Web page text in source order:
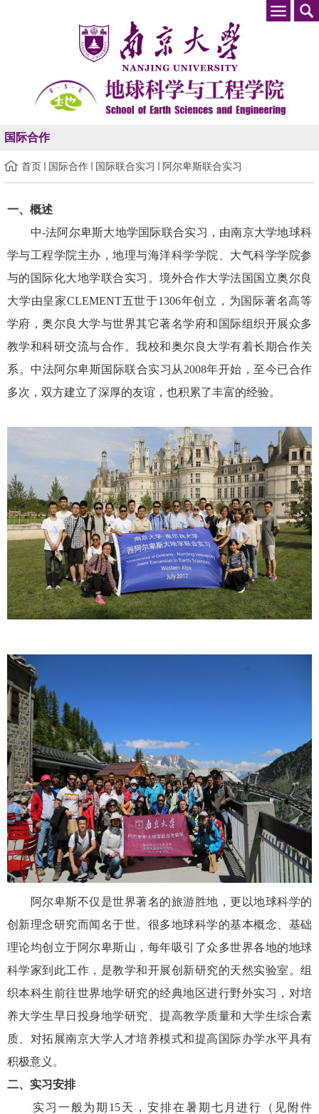
国际合作
首页 国际合作 国际联合实习 阿尔卑斯联合实习
一、概述
中-法阿尔卑斯大地学国际联合实习，由南京大学地球科
学与工程学院主办，地理与海洋科学学院、大气科学学院参
与的国际化大地学联合实习。境外合作大学法国国立奥尔良
大学由皇家CLEMENT五世于1306年创立，为国际著名高等
学府，奥尔良大学与世界其它著名学府和国际组织开展众多
教学和科研交流与合作。我校和奥尔良大学有着长期合作关
系。中法阿尔卑斯国际联合实习从2008年开始，至今已合作
多次，双方建立了深厚的友谊，也积累了丰富的经验。
阿尔卑斯不仅是世界著名的旅游胜地，更以地球科学的
创新理念研究而闻名于世。很多地球科学的基本概念、基础
理论均创立于阿尔卑斯山，每年吸引了众多世界各地的地球
科学家到此工作，是教学和开展创新研究的天然实验室。组
织本科生前往世界地学研究的经典地区进行野外实习，对培
养大学生早日投身地学研究、提高教学质量和大学生综合素
质、对拓展南京大学人才培养模式和提高国际办学水平具有
积极意义。
二、实习安排
实习一般为期15天，安排在暑期七月进行（见附件